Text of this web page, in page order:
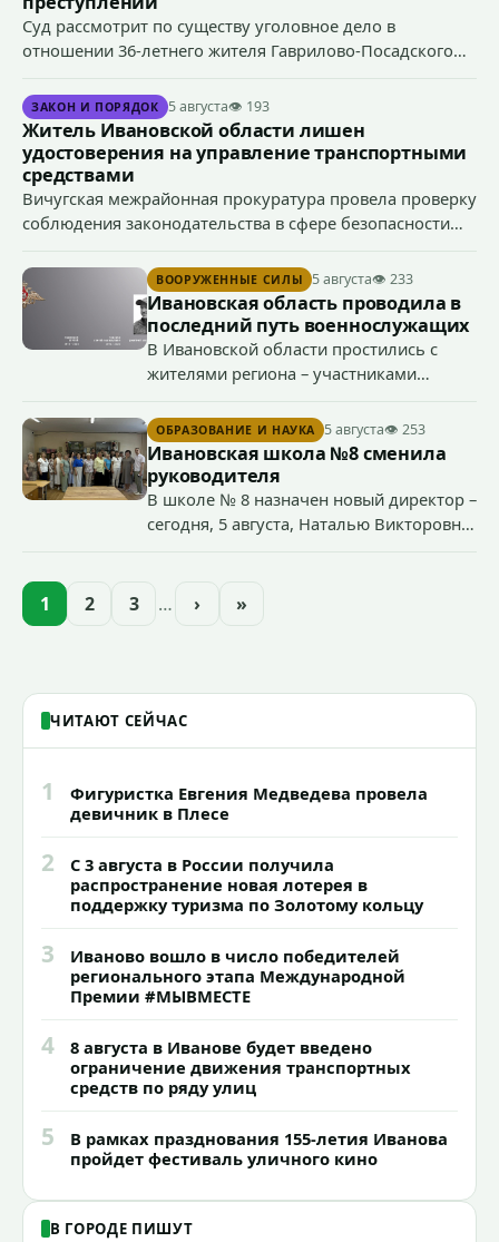
Суд рассмотрит по существу уголовное дело в
отношении 36-летнего жителя Гаврилово-Посадского
преступлений, предусмотренных ч. 1 ст. 119 УК РФ
(угроза убийством), ч. 1 ст. 166 УК РФ (угон
транспортного средства), п. «а» ч. 1 ст. 213 УК РФ
(хулиганство).
ЗАКОН И ПОРЯДОК 5 августа👁 193
Житель Ивановской области лишен
удостоверения на управление транспортными
средствами
Вичугская межрайонная прокуратура провела проверку
соблюдения законодательства в сфере безопасности
прекращении права управления транспортными
средствами 38-летним водителем.
ВООРУЖЕННЫЕ СИЛЫ 5 августа👁 233
Ивановская область проводила в
последний путь военнослужащих
В Ивановской области простились с
жителями региона – участниками
Сергеем Глазковым, Дмитрием
Хохловым и Сергеем Павленко.
ОБРАЗОВАНИЕ И НАУКА 5 августа👁 253
Ивановская школа №8 сменила
руководителя
В школе № 8 назначен новый директор –
сегодня, 5 августа, Наталью Викторовну
образовательного учреждения.
1 2 3 … › »
ЧИТАЮТ СЕЙЧАС
1
Фигуристка Евгения Медведева провела
девичник в Плесе
2
С 3 августа в России получила
распространение новая лотерея в
поддержку туризма по Золотому кольцу
3
Иваново вошло в число победителей
регионального этапа Международной
Премии #МЫВМЕСТЕ
4
8 августа в Иванове будет введено
ограничение движения транспортных
средств по ряду улиц
5
В рамках празднования 155-летия Иванова
пройдет фестиваль уличного кино
В ГОРОДЕ ПИШУТ